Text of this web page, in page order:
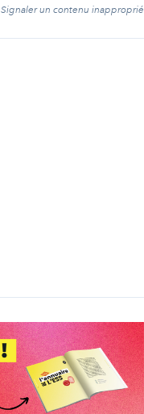
Signaler un contenu inapproprié